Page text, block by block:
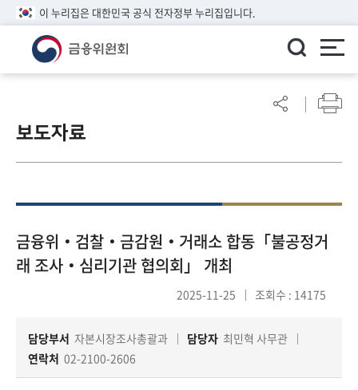
이 누리집은 대한민국 공식 전자정부 누리집입니다.
린
이알
참
여
마
책
마
보도자료
금융위‧검찰‧금감원‧거래소 합동「불공정거
래 조사‧심리기관 협의회」 개최
2025-11-25 조회수 : 14175
담당부서 자본시장조사총괄과 담당자 최민혁 사무관
연락처 02-2100-2606